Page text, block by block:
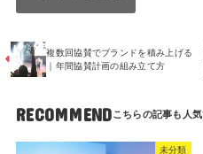
複数回協賛でブランドを積み上げる
｜年間協賛計画の組み立て方
RECOMMEND
未分類